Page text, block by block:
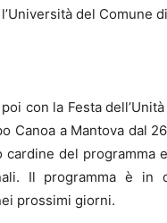
del Comune
con la Festa
Canoa a Mantova dal
cardine del programma
Il programma è in
prossimi giorni.